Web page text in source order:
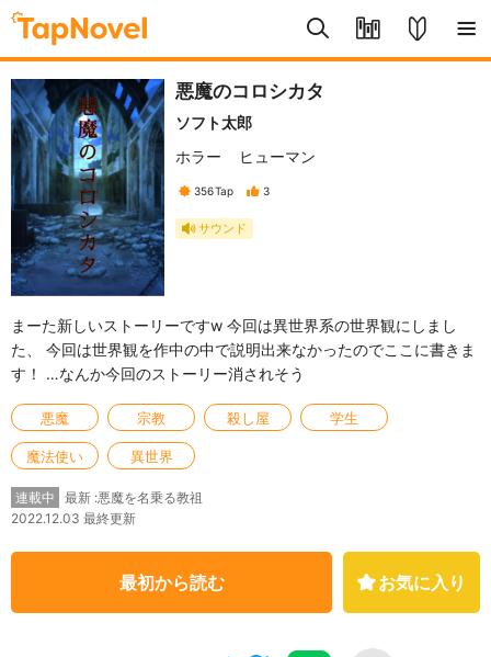
悪魔のコロシカタ
ソフト太郎
ホラー
ヒューマン
356Tap 3
サウンド
まーた新しいストーリーですw 今回は異世界系の世界観にしまし
た、 今回は世界観を作中の中で説明出来なかったのでここに書きま
す！ …なんか今回のストーリー消されそう
悪魔 宗教 殺し屋 学生
魔法使い 異世界
連載中
最新 :悪魔を名乗る教祖
2022.12.03 最終更新
最初から読む お気に入り